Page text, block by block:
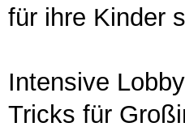
für ihre Kinder
Intensive
Tricks für